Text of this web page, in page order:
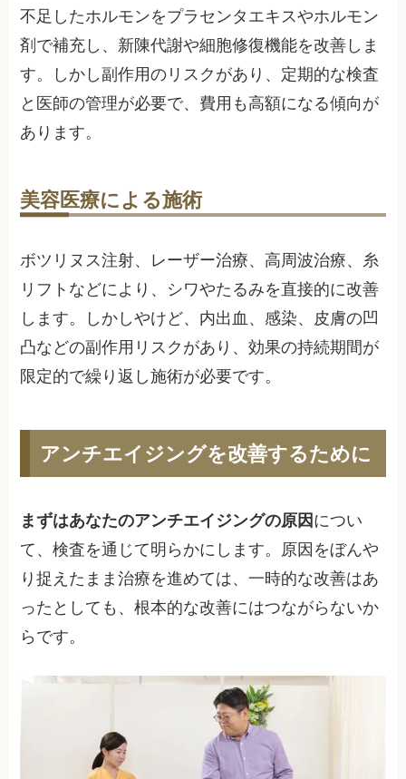
不足したホルモンをプラセンタエキスやホルモン
剤で補充し、新陳代謝や細胞修復機能を改善しま
す。しかし副作用のリスクがあり、定期的な検査
と医師の管理が必要で、費用も高額になる傾向が
あります。
美容医療による施術
ボツリヌス注射、レーザー治療、高周波治療、糸
リフトなどにより、シワやたるみを直接的に改善
します。しかしやけど、内出血、感染、皮膚の凹
凸などの副作用リスクがあり、効果の持続期間が
限定的で繰り返し施術が必要です。
アンチエイジングを改善するために
まずはあなたのアンチエイジングの原因 につい
て、検査を通じて明らかにします。原因をぼんや
り捉えたまま治療を進めては、一時的な改善はあ
ったとしても、根本的な改善にはつながらないか
らです。